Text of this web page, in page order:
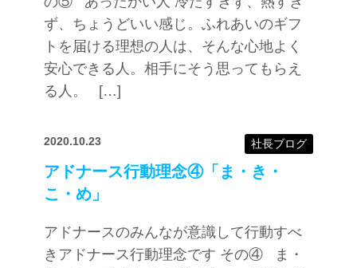
ず、ちょうどいい感じ。ふれあいのギフ
トを届ける理想の人は、そんな心地よく
安心できる人。相手にそう思ってもらえ
る人。 […]
2020.10.23 社長ブログ
アドナース行動理念④「ま・き・
こ・め」
アドナースのみんなが意識して行動すべ
きアドナース行動理念です その④ ま・